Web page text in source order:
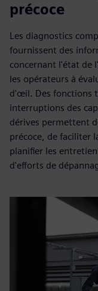
précoce
Les diagnostics
fournissent des
concernant l'état de
les opérateurs à
d'œil. Des fonctions
interruptions des
dérives permettent
précoce, de faciliter
planifier les
d'efforts de